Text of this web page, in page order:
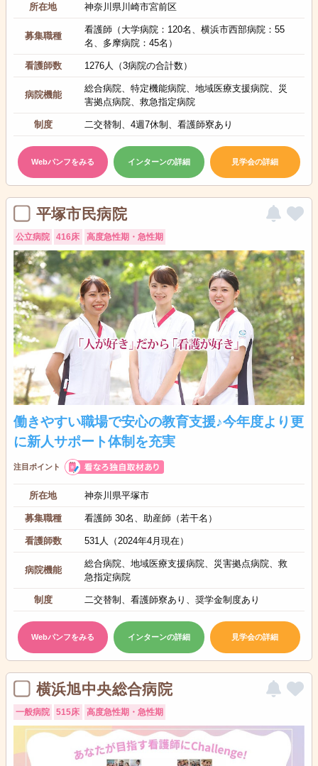
所在地 神奈川県川崎市宮前区
募集職種
看護師（大学病院：120名、横浜市西部病院：55
名、多摩病院：45名）
看護師数 1276人（3病院の合計数）
病院機能
総合病院、特定機能病院、地域医療支援病院、災
害拠点病院、救急指定病院
制度 二交替制、4週7休制、看護師寮あり
Webパンフをみる インターンの詳細 見学会の詳細
平塚市民病院
公立病院 416床 高度急性期・急性期
働きやすい職場で安心の教育支援♪今年度より更
に新人サポート体制を充実
注目ポイント
所在地 神奈川県平塚市
募集職種 看護師 30名、助産師（若干名）
看護師数 531人（2024年4月現在）
病院機能
総合病院、地域医療支援病院、災害拠点病院、救
急指定病院
制度 二交替制、看護師寮あり、奨学金制度あり
Webパンフをみる インターンの詳細 見学会の詳細
横浜旭中央総合病院
一般病院 515床 高度急性期・急性期